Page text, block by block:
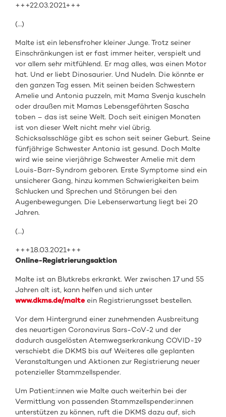
+++22.03.2021+++
(…)
Malte ist ein lebensfroher kleiner Junge. Trotz seiner
Einschränkungen ist er fast immer heiter, verspielt und
vor allem sehr mitfühlend. Er mag alles, was einen Motor
hat. Und er liebt Dinosaurier. Und Nudeln. Die könnte er
den ganzen Tag essen. Mit seinen beiden Schwestern
Amelie und Antonia puzzeln, mit Mama Svenja kuscheln
oder draußen mit Mamas Lebensgefährten Sascha
toben – das ist seine Welt. Doch seit einigen Monaten
ist von dieser Welt nicht mehr viel übrig.
Schicksalsschläge gibt es schon seit seiner Geburt. Seine
fünfjährige Schwester Antonia ist gesund. Doch Malte
wird wie seine vierjährige Schwester Amelie mit dem
Louis-Barr-Syndrom geboren. Erste Symptome sind ein
unsicherer Gang, hinzu kommen Schwierigkeiten beim
Schlucken und Sprechen und Störungen bei den
Augenbewegungen. Die Lebenserwartung liegt bei 20
Jahren.
(…)
+++18.03.2021+++
Online-Registrierungsaktion
Malte ist an Blutkrebs erkrankt. Wer zwischen 17 und 55
Jahren alt ist, kann helfen und sich unter
www.dkms.de/malte ein Registrierungsset bestellen.
Vor dem Hintergrund einer zunehmenden Ausbreitung
des neuartigen Coronavirus Sars-CoV-2 und der
dadurch ausgelösten Atemwegserkrankung COVID-19
verschiebt die DKMS bis auf Weiteres alle geplanten
Veranstaltungen und Aktionen zur Registrierung neuer
potenzieller Stammzellspender.
Um Patient:innen wie Malte auch weiterhin bei der
Vermittlung von passenden Stammzellspender:innen
unterstützen zu können, ruft die DKMS dazu auf, sich